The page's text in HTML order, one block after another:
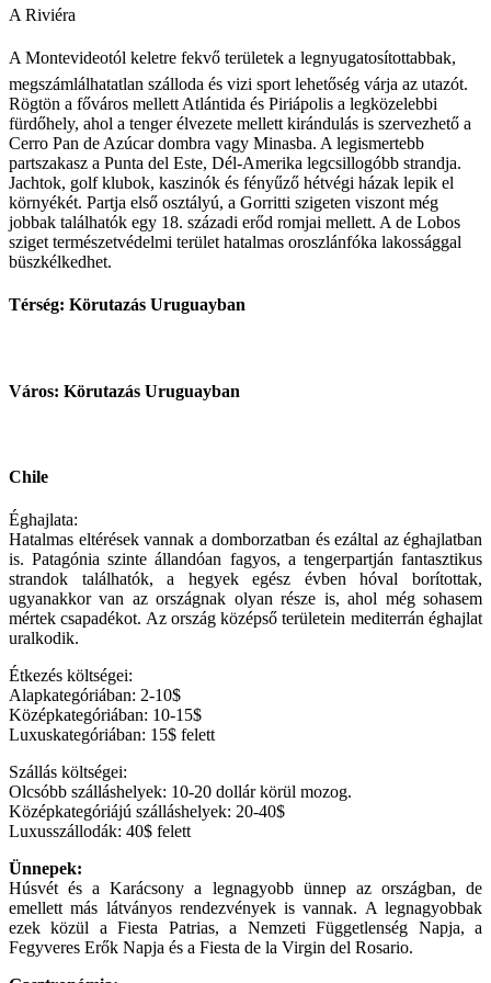
A Riviéra
A Montevideotól keletre fekvő területek a legnyugatosítottabbak,
megszámlálhatatlan szálloda és vizi sport lehetőség várja az utazót.
Rögtön a főváros mellett Atlántida és Piriápolis a legközelebbi
fürdőhely, ahol a tenger élvezete mellett kirándulás is szervezhető a
Cerro Pan de Azúcar dombra vagy Minasba. A legismertebb
partszakasz a Punta del Este, Dél-Amerika legcsillogóbb strandja.
Jachtok, golf klubok, kaszinók és fényűző hétvégi házak lepik el
környékét. Partja első osztályú, a Gorritti szigeten viszont még
jobbak találhatók egy 18. századi erőd romjai mellett. A de Lobos
sziget természetvédelmi terület hatalmas oroszlánfóka lakossággal
büszkélkedhet.
Térség: Körutazás Uruguayban
Város: Körutazás Uruguayban
Chile
Éghajlata:
Hatalmas eltérések vannak a domborzatban és ezáltal az éghajlatban
is. Patagónia szinte állandóan fagyos, a tengerpartján fantasztikus
strandok találhatók, a hegyek egész évben hóval borítottak,
ugyanakkor van az országnak olyan része is, ahol még sohasem
mértek csapadékot. Az ország középső területein mediterrán éghajlat
uralkodik.
Étkezés költségei:
Alapkategóriában: 2-10$
Középkategóriában: 10-15$
Luxuskategóriában: 15$ felett
Szállás költségei:
Olcsóbb szálláshelyek: 10-20 dollár körül mozog.
Középkategóriájú szálláshelyek: 20-40$
Luxusszállodák: 40$ felett
Ünnepek:
Húsvét és a Karácsony a legnagyobb ünnep az országban, de
emellett más látványos rendezvények is vannak. A legnagyobbak
ezek közül a Fiesta Patrias, a Nemzeti Függetlenség Napja, a
Fegyveres Erők Napja és a Fiesta de la Virgin del Rosario.